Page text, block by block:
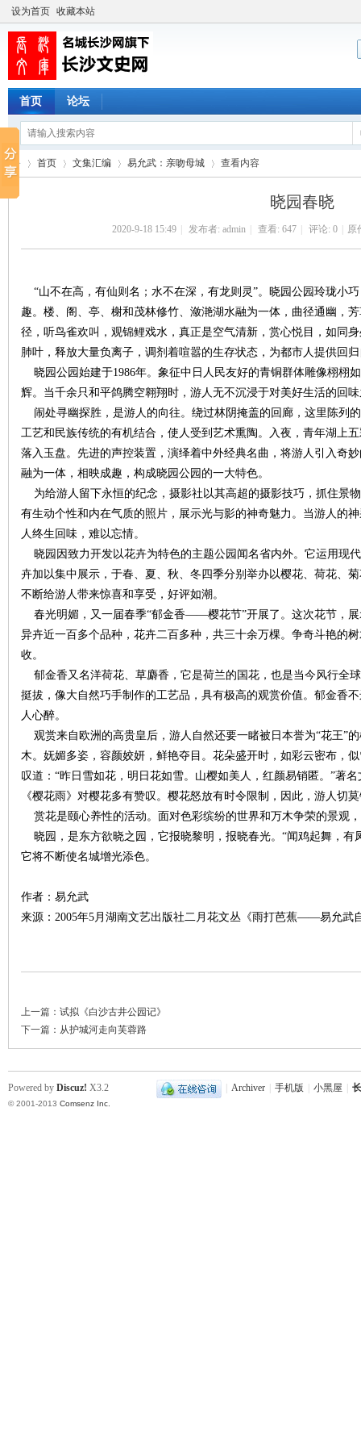
设为首页 收藏本站
首页 论坛
首页 文集汇编
›
易允武：亲吻母城
›
查看内容
晓园春晓
2020-9-18 15:49 发布者: admin 查看: 647 评论: 0 原
“山不在高，有仙则名；水不在深，有龙则灵”。晓园公园玲珑小
趣。楼、阁、亭、榭和茂林修竹、潋滟湖水融为一体，曲径通幽，
径，听鸟雀欢叫，观锦鲤戏水，真正是空气清新，赏心悦目，如同
肺叶，释放大量负离子，调剂着喧嚣的生存状态，为都市人提供回
晓园公园始建于1986年。象征中日人民友好的青铜群体雕像栩栩
辉。当千余只和平鸽腾空翱翔时，游人无不沉浸于对美好生活的回
闹处寻幽探胜，是游人的向往。绕过林阴掩盖的回廊，这里陈列
工艺和民族传统的有机结合，使人受到艺术熏陶。入夜，青年湖上
落入玉盘。先进的声控装置，演绎着中外经典名曲，将游人引入奇
融为一体，相映成趣，构成晓园公园的一大特色。
为给游人留下永恒的纪念，摄影社以其高超的摄影技巧，抓住景
有生动个性和内在气质的照片，展示光与影的神奇魅力。当游人的
人终生回味，难以忘情。
晓园因致力开发以花卉为特色的主题公园闻名省内外。它运用现
卉加以集中展示，于春、夏、秋、冬四季分别举办以樱花、荷花、
不断给游人带来惊喜和享受，好评如潮。
春光明媚，又一届春季“郁金香——樱花节”开展了。这次花节，展
异卉近一百多个品种，花卉二百多种，共三十余万棵。争奇斗艳的
收。
郁金香又名洋荷花、草麝香，它是荷兰的国花，也是当今风行全
挺拔，像大自然巧手制作的工艺品，具有极高的观赏价值。郁金香
人心醉。
观赏来自欧洲的高贵皇后，游人自然还要一睹被日本誉为“花王”
木。妩媚多姿，容颜姣妍，鲜艳夺目。花朵盛开时，如彩云密布，
叹道：“昨日雪如花，明日花如雪。山樱如美人，红颜易销匿。”著
《樱花雨》对樱花多有赞叹。樱花怒放有时令限制，因此，游人切
赏花是颐心养性的活动。面对色彩缤纷的世界和万木争荣的景观
晓园，是东方欲晓之园，它报晓黎明，报晓春光。“闻鸡起舞，有
它将不断使名城增光添色。
作者：易允武
来源：2005年5月湖南文艺出版社二月花文丛《雨打芭蕉——易允武
上一篇： 试拟《白沙古井公园记》
下一篇： 从护城河走向芙蓉路
Archiver 手机版 小黑屋
Powered by Discuz! X3.2
© 2001-2013 Comsenz Inc.